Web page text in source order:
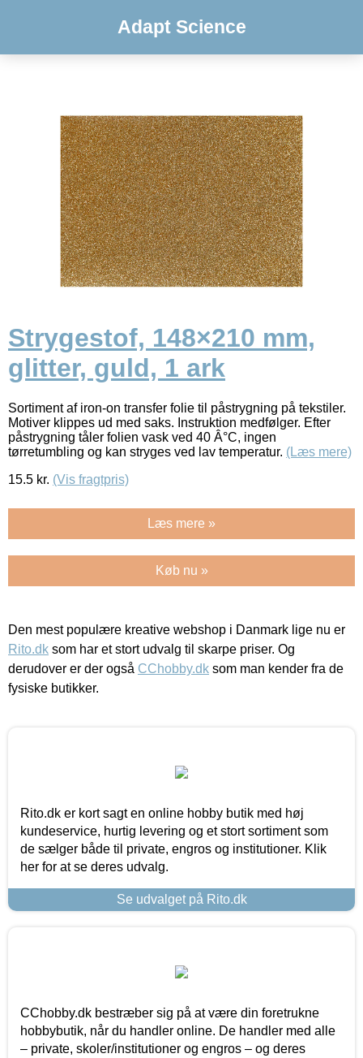
Adapt Science
Strygestof, 148×210 mm,
glitter, guld, 1 ark
Sortiment af iron-on transfer folie til påstrygning på tekstiler.
Motiver klippes ud med saks. Instruktion medfølger. Efter
påstrygning tåler folien vask ved 40 Â°C, ingen
tørretumbling og kan stryges ved lav temperatur. (Læs mere)
15.5 kr. (Vis fragtpris)
Læs mere »
Køb nu »
Den mest populære kreative webshop i Danmark lige nu er
Rito.dk som har et stort udvalg til skarpe priser. Og
derudover er der også CChobby.dk som man kender fra de
fysiske butikker.
Rito.dk er kort sagt en online hobby butik med høj
kundeservice, hurtig levering og et stort sortiment som
de sælger både til private, engros og institutioner. Klik
her for at se deres udvalg.
Se udvalget på Rito.dk
CChobby.dk bestræber sig på at være din foretrukne
hobbybutik, når du handler online. De handler med alle
– private, skoler/institutioner og engros – og deres